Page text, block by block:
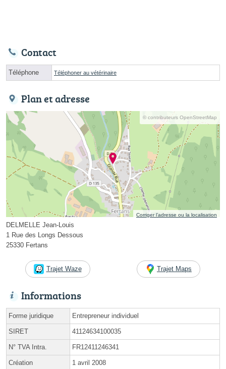
Contact
Téléphone Téléphoner au vétérinaire
Plan et adresse
© contributeurs OpenStreetMap
Corriger l’adresse ou la localisation
DELMELLE Jean-Louis
1 Rue des Longs Dessous
25330 Fertans
Trajet Waze Trajet Maps
Informations
Forme juridique Entrepreneur individuel
SIRET 41124634100035
N° TVA Intra. FR12411246341
Création 1 avril 2008